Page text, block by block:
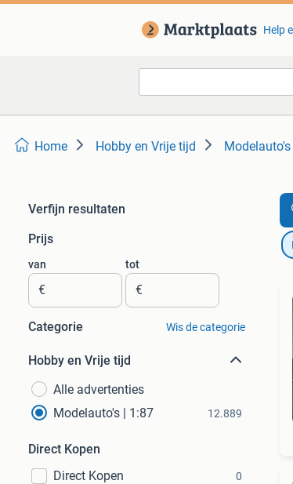
Help
Home Hobby en Vrije tijd
Verfijn resultaten
Prijs
van
€
tot
€
Categorie Wis de categorie
Hobby en Vrije tijd
Alle advertenties
Modelauto's | 1:87
12.889
Direct Kopen
Direct Kopen
0